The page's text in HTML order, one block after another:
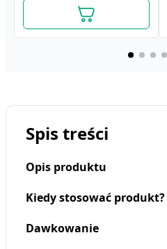
Spis treści
Opis produktu
Kiedy stosować produkt?
Dawkowanie